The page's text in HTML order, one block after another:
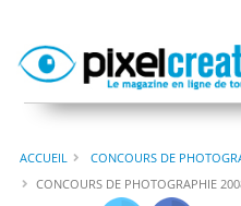
ACCUEIL
CONCOURS DE
CONCOURS DE PHOTOGRAPHIE